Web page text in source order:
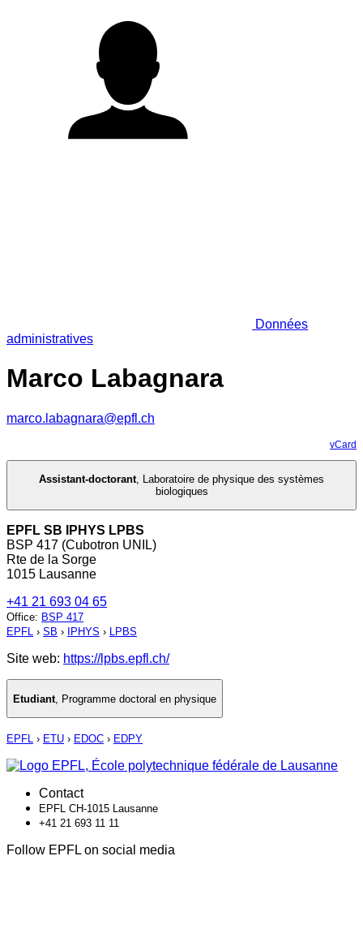
Données
administratives
Marco Labagnara
marco.labagnara@epfl.ch
vCard
Assistant-doctorant, Laboratoire de physique des systèmes
biologiques
EPFL SB IPHYS LPBS
BSP 417 (Cubotron UNIL)
Rte de la Sorge
1015 Lausanne
+41 21 693 04 65
Office: BSP 417
EPFL › SB › IPHYS › LPBS
Site web: https://lpbs.epfl.ch/
Etudiant Programme doctoral en physique
EPFL › ETU › EDOC › EDPY
Contact
EPFL CH-1015 Lausanne
+41 21 693 11 11
Follow EPFL on social media